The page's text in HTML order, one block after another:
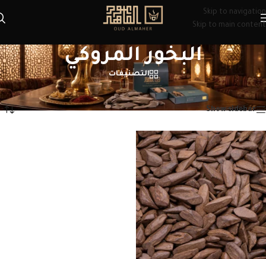
Skip to navigation
Skip to main content
البخور المروكي
التصنيفات
الرئيسية/منتجات تحت الوسم “البخور المروكي” عرض النتيجة الوحيدة
Show sidebar